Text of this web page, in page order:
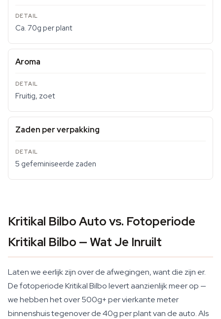
Ca. 70g per plant
Aroma
Fruitig, zoet
Zaden per verpakking
5 gefeminiseerde zaden
Kritikal Bilbo Auto vs. Fotoperiode
Kritikal Bilbo — Wat Je Inruilt
Laten we eerlijk zijn over de afwegingen, want die zijn er.
De fotoperiode Kritikal Bilbo levert aanzienlijk meer op —
we hebben het over 500g+ per vierkante meter
binnenshuis tegenover de 40g per plant van de auto. Als